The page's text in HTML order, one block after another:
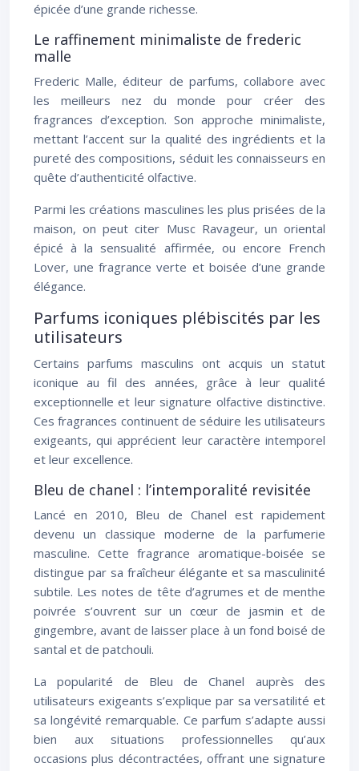
épicée d’une grande richesse.
Le raffinement minimaliste de frederic
malle
Frederic Malle, éditeur de parfums, collabore avec
les meilleurs nez du monde pour créer des
fragrances d’exception. Son approche minimaliste,
mettant l’accent sur la qualité des ingrédients et la
pureté des compositions, séduit les connaisseurs en
quête d’authenticité olfactive.
Parmi les créations masculines les plus prisées de la
maison, on peut citer Musc Ravageur, un oriental
épicé à la sensualité affirmée, ou encore French
Lover, une fragrance verte et boisée d’une grande
élégance.
Parfums iconiques plébiscités par les
utilisateurs
Certains parfums masculins ont acquis un statut
iconique au fil des années, grâce à leur qualité
exceptionnelle et leur signature olfactive distinctive.
Ces fragrances continuent de séduire les utilisateurs
exigeants, qui apprécient leur caractère intemporel
et leur excellence.
Bleu de chanel : l’intemporalité revisitée
Lancé en 2010, Bleu de Chanel est rapidement
devenu un classique moderne de la parfumerie
masculine. Cette fragrance aromatique-boisée se
distingue par sa fraîcheur élégante et sa masculinité
subtile. Les notes de tête d’agrumes et de menthe
poivrée s’ouvrent sur un cœur de jasmin et de
gingembre, avant de laisser place à un fond boisé de
santal et de patchouli.
La popularité de Bleu de Chanel auprès des
utilisateurs exigeants s’explique par sa versatilité et
sa longévité remarquable. Ce parfum s’adapte aussi
bien aux situations professionnelles qu’aux
occasions plus décontractées, offrant une signature